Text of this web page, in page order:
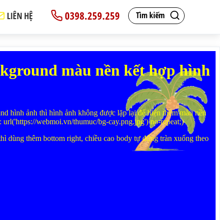
Tìm kiếm
0398.259.259
LIÊN HỆ
(background: url('https://webmoi.vn/thumuc/bg-